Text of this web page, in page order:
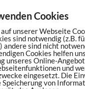
Cookies
unserer Webseite
sind notwendig (z.B.
andere sind nicht
Cookies helfen
unseres Online-
und
eingesetzt. Die
Speicherung von